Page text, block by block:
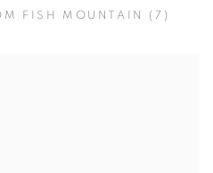
FISH MOUNTAIN (7)